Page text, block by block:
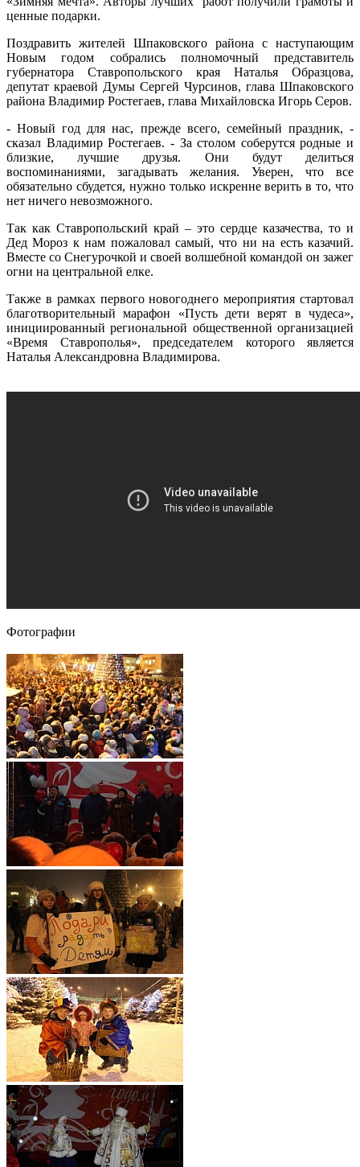
ценные подарки.
Поздравить жителей Шпаковского района с наступающим
Новым годом собрались полномочный представитель
губернатора Ставропольского края Наталья Образцова,
депутат краевой Думы Сергей Чурсинов, глава Шпаковского
района Владимир Ростегаев, глава Михайловска Игорь Серов.
- Новый год для нас, прежде всего, семейный праздник, -
сказал Владимир Ростегаев. - За столом соберутся родные и
близкие, лучшие друзья. Они будут делиться
воспоминаниями, загадывать желания. Уверен, что все
обязательно сбудется, нужно только искренне верить в то, что
нет ничего невозможного.
Так как Ставропольский край – это сердце казачества, то и
Дед Мороз к нам пожаловал самый, что ни на есть казачий.
Вместе со Снегурочкой и своей волшебной командой он зажег
огни на центральной елке.
Также в рамках первого новогоднего мероприятия стартовал
благотворительный марафон «Пусть дети верят в чудеса»,
инициированный региональной общественной организацией
«Время Ставрополья», председателем которого является
Наталья Александровна Владимирова.
Фотографии